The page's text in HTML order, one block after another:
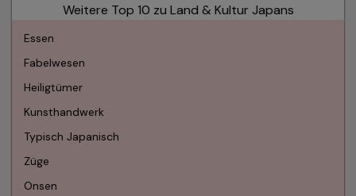
Weitere Top 10 zu Land & Kultur Japans
Essen
Fabelwesen
Heiligtümer
Kunsthandwerk
Typisch Japanisch
Züge
Onsen